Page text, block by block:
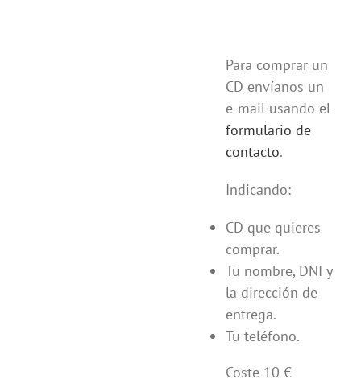
Para comprar un
CD envíanos un
e-mail usando el
formulario de
contacto.
Indicando:
CD que quieres
comprar.
Tu nombre, DNI y
la dirección de
entrega.
Tu teléfono.
Coste 10 €